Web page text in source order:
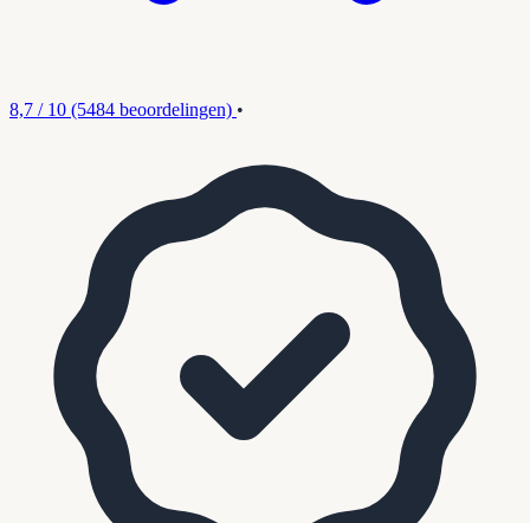
8,7 / 10 (5484 beoordelingen) •